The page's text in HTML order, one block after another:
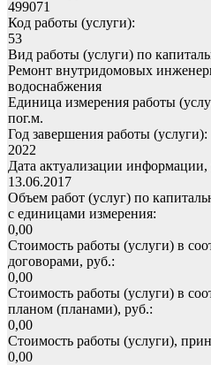
499071
Код работы (услуги):
53
Вид работы (услуги) по
Ремонт внутридомовых
водоснабжения
Единица измерения работы
пог.м.
Год завершения работы (услуги):
2022
Дата актуализации информации,
13.06.2017
Объем работ (услуг) по
с единицами измерения:
0,00
Стоимость работы (услуги) в
договорами, руб.:
0,00
Стоимость работы (услуги) в
планом (планами), руб.:
0,00
Стоимость работы (услуги),
0,00